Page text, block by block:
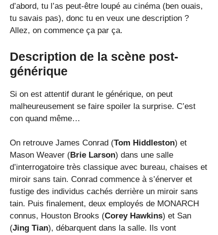
d’abord, tu l’as peut-être loupé au cinéma (ben ouais,
tu savais pas), donc tu en veux une description ?
Allez, on commence ça par ça.
Description de la scène post-
générique
Si on est attentif durant le générique, on peut
malheureusement se faire spoiler la surprise. C’est
con quand même…
On retrouve James Conrad (Tom Hiddleston) et
Mason Weaver (Brie Larson) dans une salle
d’interrogatoire très classique avec bureau, chaises et
miroir sans tain. Conrad commence à s’énerver et
fustige des individus cachés derrière un miroir sans
tain. Puis finalement, deux employés de MONARCH
connus, Houston Brooks (Corey Hawkins) et San
(Jing Tian), débarquent dans la salle. Ils vont